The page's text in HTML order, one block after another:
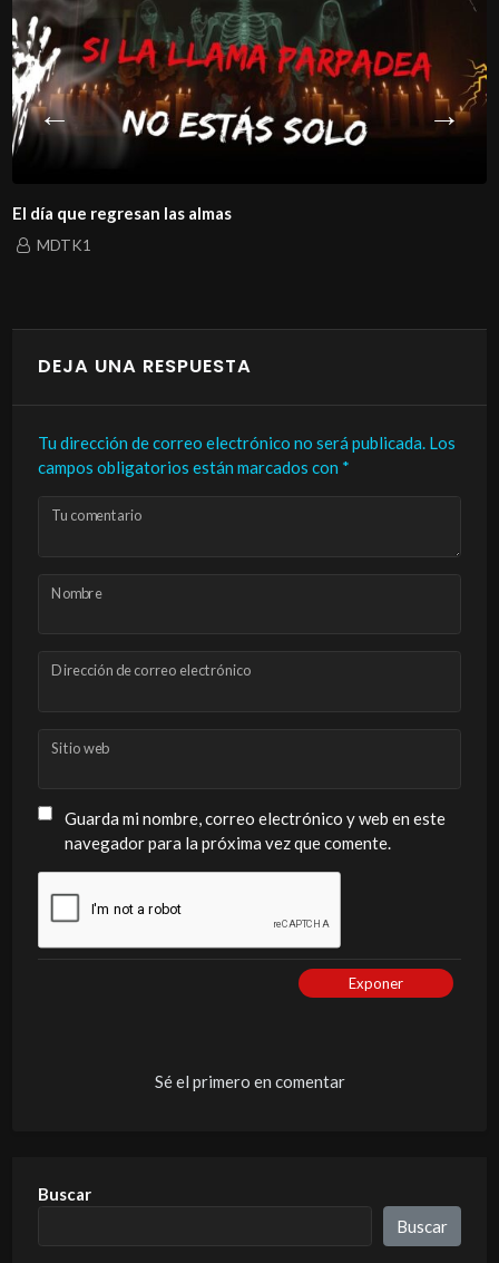
El día que regresan las almas
MDTK1
DEJA UNA RESPUESTA
Tu dirección de correo electrónico no será publicada. Los
campos obligatorios están marcados con *
Tu comentario
Nombre
Dirección de correo electrónico
Sitio web
Guarda mi nombre, correo electrónico y web en este
navegador para la próxima vez que comente.
Exponer
Sé el primero en comentar
Buscar
Buscar